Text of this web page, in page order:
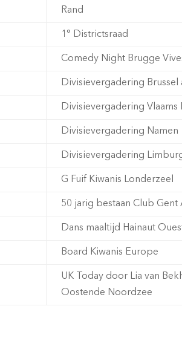
Rand
1° Districtsraad
Comedy Night Brugge
Divisievergadering
Divisievergadering Vlaams
Divisievergadering Namen
Divisievergadering
G Fuif Kiwanis Londerzeel
50 jarig bestaan Club Gent
Dans maaltijd Hainaut
Board Kiwanis Europe
UK Today door Lia van
Oostende Noordzee